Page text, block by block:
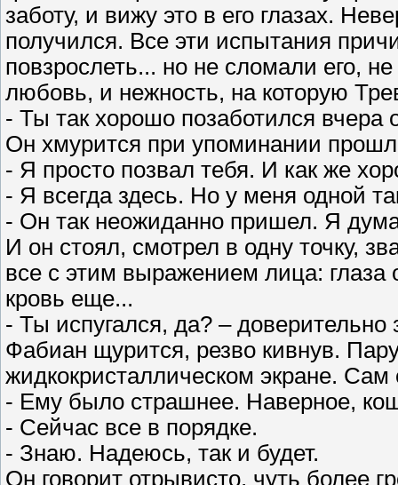
заботу, и вижу это в его глазах.
получился. Все эти испытания
повзрослеть... но не сломали его,
любовь, и нежность, на которую
- Ты так хорошо позаботился вчера
Он хмурится при упоминании
- Я просто позвал тебя. И как же
- Я всегда здесь. Но у меня одной
- Он так неожиданно пришел. Я
И он стоял, смотрел в одну точку,
все с этим выражением лица: глаза
кровь еще...
- Ты испугался, да? – доверительно
Фабиан щурится, резво кивнув.
жидкокристаллическом экране. Сам
- Ему было страшнее. Наверное,
- Сейчас все в порядке.
- Знаю. Надеюсь, так и будет.
Он говорит отрывисто, чуть более